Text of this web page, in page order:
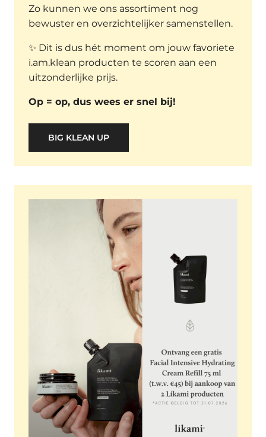
Zo kunnen we ons assortiment nog
bewuster en overzichtelijker samenstellen.
✨ Dit is dus hét moment om jouw favoriete
i.am.klean producten te scoren aan een
uitzonderlijke prijs.
Op = op, dus wees er snel bij!
BIG KLEAN UP